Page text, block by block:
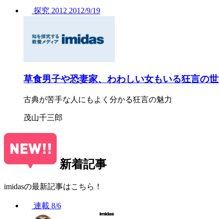
探究 2012 2012/9/19
草食男子や恐妻家、わわしい女もいる狂言の
古典が苦手な人にもよく分かる狂言の魅力
茂山千三郎
新着記事
imidasの最新記事はこちら！
連載 8/6